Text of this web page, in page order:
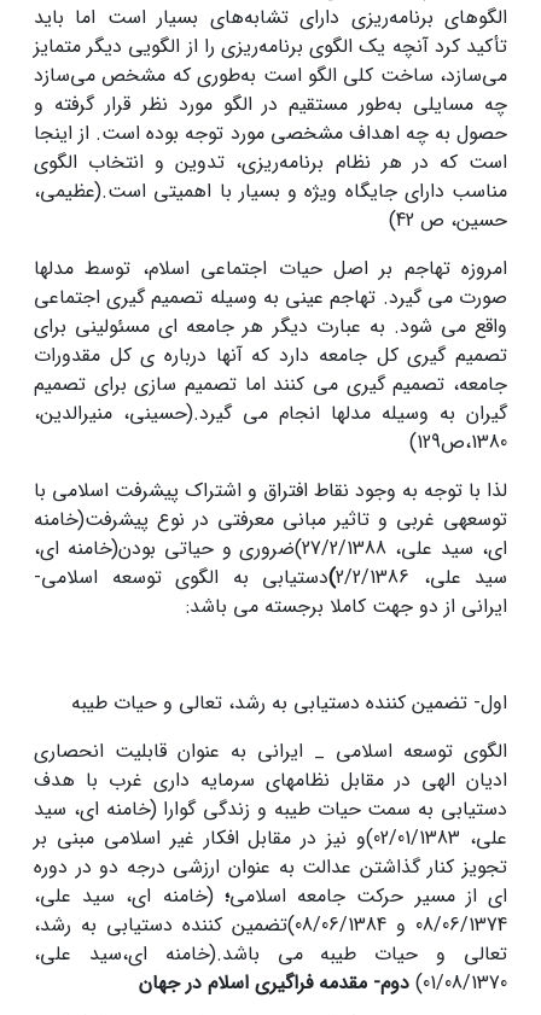
الگوهای برنامه‌ریزی دارای تشابه‌های بسیار است اما باید
تأکید کرد آنچه یک الگوی برنامه‌ریزی را از الگویی دیگر متمایز
می‌سازد، ساخت کلی الگو است به‌طوری که مشخص می‌سازد
چه مسایلی به‌طور مستقیم در الگو مورد نظر قرار گرفته و
حصول به چه اهداف مشخصی مورد توجه بوده ‌است. از اینجا
است که در هر نظام برنامه‌ریزی، تدوین و انتخاب الگوی
مناسب دارای جایگاه ویژه و بسیار با اهمیتی است.(عظیمی،
حسین، ص 42)
امروزه تهاجم بر اصل حیات اجتماعی اسلام، توسط مدلها
صورت می گیرد. تهاجم عینی به وسیله تصمیم گیری اجتماعی
واقع می شود. به عبارت دیگر هر جامعه ای مسئولینی برای
تصمیم گیری کل جامعه دارد که آنها درباره ی کل مقدورات
جامعه، تصمیم گیری می کنند اما تصمیم سازی برای تصمیم
گیران به وسیله مدلها انجام می گیرد.(حسینی، منیرالدین،
‌1380،‌ص129)
لذا با توجه به وجود نقاط افتراق و اشتراک پیشرفت اسلامى با
توسعه‏ى غربى و تاثیر مبانى معرفتى در نوع پیشرفت(خامنه
ای، سید علی، 27/2/1388)ضروری و حیاتی بودن(خامنه ای،
سید علی، 2/2/1386
)دستیابی به الگوی توسعه اسلامی-
ایرانی از دو جهت کاملا برجسته می باشد:
اول- تضمین کننده دستیابی به رشد، تعالی و حیات طیبه
الگوی توسعه اسلامی _ ایرانی به عنوان قابلیت انحصاری
ادیان الهی در مقابل نظامهای سرمایه داری غرب با هدف
دستیابی به سمت حیات طیبه و زندگی گوارا (خامنه ای، سید
علی، 02/01/1383)و نیز در مقابل افکار غیر اسلامی مبنی بر
تجویز کنار گذاشتن عدالت به عنوان ارزشی درجه دو در دوره
ای از مسیر حرکت جامعه اسلامی؛ (خامنه ای، سید علی،
08/06/1374 و 08/06/1384)تضمین کننده دستیابی به رشد،
تعالی و حیات طیبه می باشد.(خامنه ای،سید علی،
01/08/1370) دوم- مقدمه فراگیری اسلام در جهان